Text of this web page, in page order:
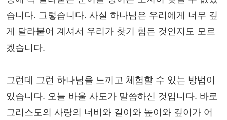
습니다. 그렇습니다. 사실 하나님은 우리에게 너무 깊
게 달라붙어 계셔서 우리가 찾기 힘든 것인지도 모르
겠습니다.
그런데 그런 하나님을 느끼고 체험할 수 있는 방법이
있습니다. 오늘 바울 사도가 말씀하신 것입니다. 바로
그리스도의 사랑의 너비와 길이와 높이와 깊이가 어